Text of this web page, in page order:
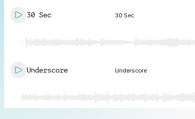
30 Sec 30 Sec
Underscore Underscore